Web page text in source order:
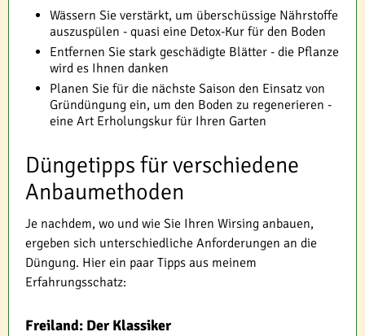
Wässern Sie verstärkt, um überschüssige Nährstoffe
auszuspülen - quasi eine Detox-Kur für den Boden
Entfernen Sie stark geschädigte Blätter - die Pflanze
wird es Ihnen danken
Planen Sie für die nächste Saison den Einsatz von
Gründüngung ein, um den Boden zu regenerieren -
eine Art Erholungskur für Ihren Garten
Düngetipps für verschiedene
Anbaumethoden
Je nachdem, wo und wie Sie Ihren Wirsing anbauen,
ergeben sich unterschiedliche Anforderungen an die
Düngung. Hier ein paar Tipps aus meinem
Erfahrungsschatz:
Freiland: Der Klassiker